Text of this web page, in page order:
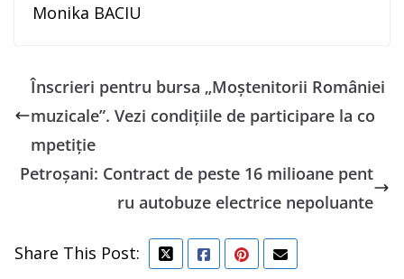
Monika BACIU
Înscrieri pentru bursa „Moştenitorii României
muzicale”. Vezi condițiile de participare la co
mpetiție
Petroșani: Contract de peste 16 milioane pent
ru autobuze electrice nepoluante
Share This Post: